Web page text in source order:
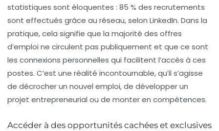
statistiques sont éloquentes : 85 % des recrutements
sont effectués grâce au réseau, selon LinkedIn. Dans la
pratique, cela signifie que la majorité des offres
d’emploi ne circulent pas publiquement et que ce sont
les connexions personnelles qui facilitent l’accès à ces
postes. C’est une réalité incontournable, qu’il s’agisse
de décrocher un nouvel emploi, de développer un
projet entrepreneurial ou de monter en compétences.
Accéder à des opportunités cachées et exclusives